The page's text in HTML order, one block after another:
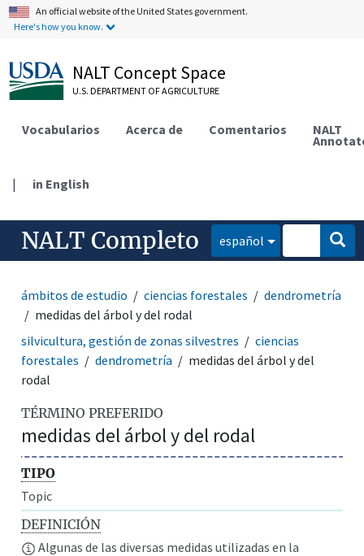
An official website of the United States government.
Here's how you know.
NALT Concept Space
U.S. DEPARTMENT OF AGRICULTURE
Vocabularios Acerca de Comentarios NALT
| in English
NALT Completo español
ámbitos de estudio ciencias forestales
dendrometría
medidas del árbol y del rodal
silvicultura, gestión de zonas silvestres
ciencias
forestales
dendrometría
medidas del árbol y del
rodal
TÉRMINO PREFERIDO
medidas del árbol y del rodal
TIPO
Topic
DEFINICIÓN
Algunas de las diversas medidas utilizadas en la